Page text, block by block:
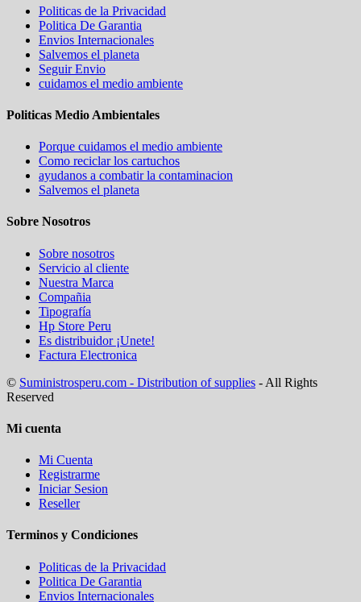
Politicas de la Privacidad
Politica De Garantia
Envios Internacionales
Salvemos el planeta
Seguir Envio
cuidamos el medio ambiente
Politicas Medio Ambientales
Porque cuidamos el medio ambiente
Como reciclar los cartuchos
ayudanos a combatir la contaminacion
Salvemos el planeta
Sobre Nosotros
Sobre nosotros
Servicio al cliente
Nuestra Marca
Compañia
Tipografía
Hp Store Peru
Es distribuidor ¡Unete!
Factura Electronica
© Suministrosperu.com - Distribution of supplies - All Rights
Reserved
Mi cuenta
Mi Cuenta
Registrarme
Iniciar Sesion
Reseller
Terminos y Condiciones
Politicas de la Privacidad
Politica De Garantia
Envios Internacionales